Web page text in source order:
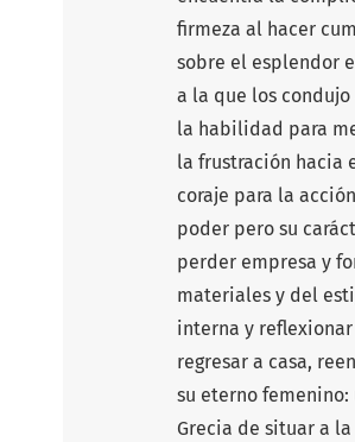
firmeza al hacer
sobre el esplendor
a la que los
la habilidad para
la frustración hacia
coraje para la
poder pero su
perder empresa y
materiales y del
interna y
regresar a casa,
su eterno
Grecia de situar a